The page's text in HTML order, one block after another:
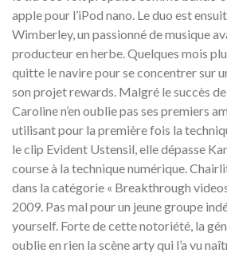
apple pour l’iPod nano. Le duo est
Wimberley, un passionné de musique
producteur en herbe. Quelques mois
quitte le navire pour se concentrer sur
son projet rewards. Malgré le succès
Caroline n’en oublie pas ses premiers
utilisant pour la première fois la
le clip Evident Ustensil, elle dépasse
course à la technique numérique.
dans la catégorie « Breakthrough
2009. Pas mal pour un jeune groupe
yourself. Forte de cette notoriété, la
oublie en rien la scène arty qui l’a vu